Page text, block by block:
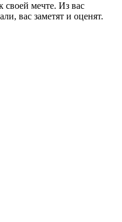
мечте. Из вас
вас заметят и оценят.